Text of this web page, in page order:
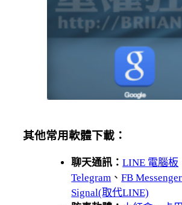
其他常用軟體下載：
聊天通訊：LINE 電腦板
Telegram 、FB Messenger
Signal(取代LINE)